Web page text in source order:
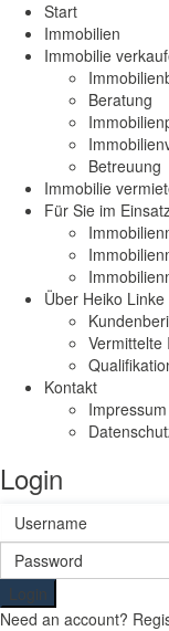
Start
Immobilien
Immobilie
Beratung
Betreuung
Immobilie
Für Sie im
Über Heiko Linke
Vermittelte
Kontakt
Impressum
Login
Login
Need an account?